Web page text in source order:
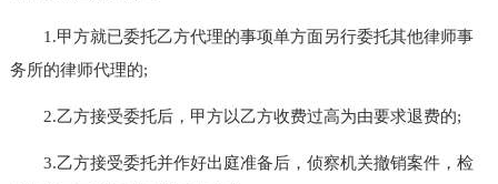
1.甲方就已委托乙方代理的事项单方面另行委托其他律师事
务所的律师代理的;
2.乙方接受委托后，甲方以乙方收费过高为由要求退费的;
3.乙方接受委托并作好出庭准备后，侦察机关撤销案件，检